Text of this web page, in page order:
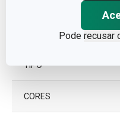
Pode recusar
TIPO
CORES